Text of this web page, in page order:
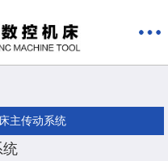
主传动系统
统